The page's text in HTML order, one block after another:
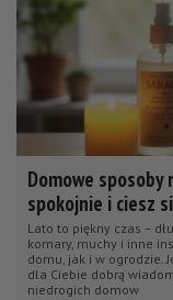
Domowe
spokojnie i ciesz
Lato to piękny czas –
komary, muchy i inne
domu, jak i w ogrodzie.
dla Ciebie dobrą
niedrogich domow